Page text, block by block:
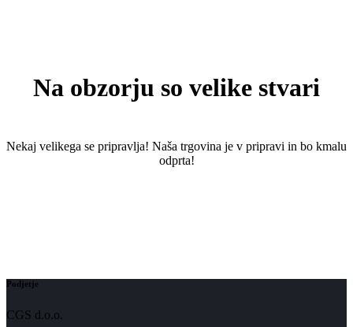
Na obzorju so velike stvari
Nekaj ​​velikega se pripravlja! Naša trgovina je v pripravi in ​​bo kmalu
odprta!
Podjetje
CGS d.o.o.